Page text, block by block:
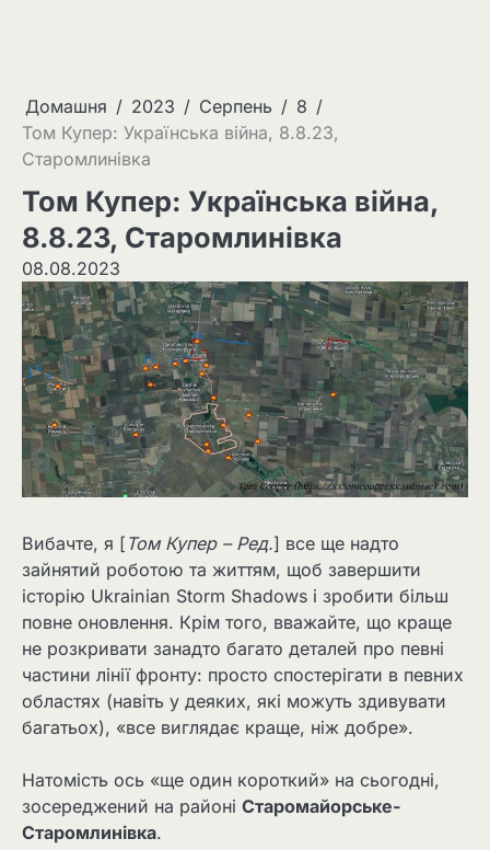
Домашня 2023 Серпень
8
Том Купер: Українська війна, 8.8.23,
Старомлинівка
Том Купер: Українська війна,
8.8.23, Старомлинівка
08.08.2023
Вибачте, я [ Том Купер – Ред.] все ще надто
зайнятий роботою та життям, щоб завершити
історію Ukrainian Storm Shadows і зробити більш
повне оновлення. Крім того, вважайте, що краще
не розкривати занадто багато деталей про певні
частини лінії фронту: просто спостерігати в певних
областях (навіть у деяких, які можуть здивувати
багатьох), «все виглядає краще, ніж добре».
Натомість ось «ще один короткий» на сьогодні,
зосереджений на районі Старомайорське-
Старомлинівка.